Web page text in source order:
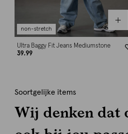
non-stretch
Ultra Baggy Fit Jeans Mediumstone
39.99
Soortgelijke items
Wij denken dat